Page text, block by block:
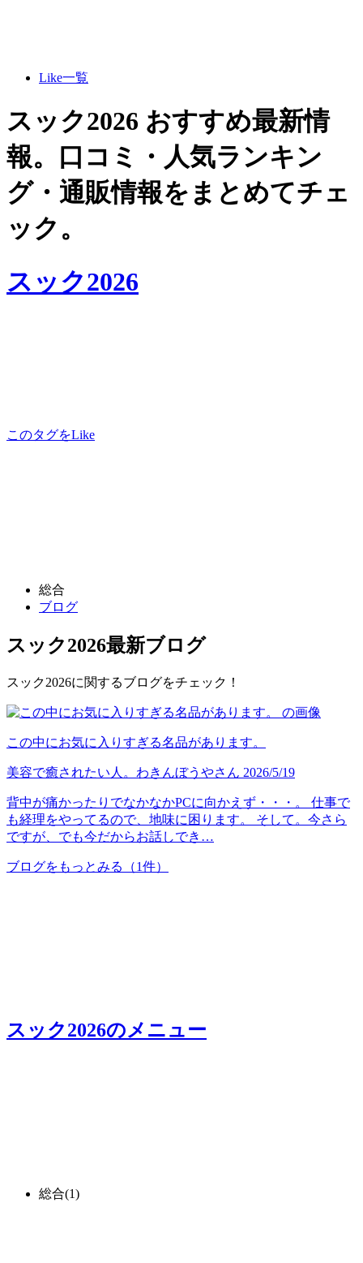
Like一覧
スック2026 おすすめ最新情
報。口コミ・人気ランキン
グ・通販情報をまとめてチェ
ック。
スック2026
このタグをLike
総合
ブログ
スック2026最新ブログ
スック2026に関するブログをチェック！
この中にお気に入りすぎる名品があります。
美容で癒されたい人。 わきんぼうやさん 2026/5/19
背中が痛かったりでなかなかPCに向かえず・・・。 仕事で
も経理をやってるので、地味に困ります。 そして。今さら
ですが、でも今だからお話しでき…
ブログをもっとみる （1件）
スック2026のメニュー
総合(1)